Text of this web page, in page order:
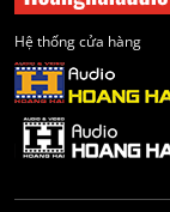
Hệ thống cửa hàng